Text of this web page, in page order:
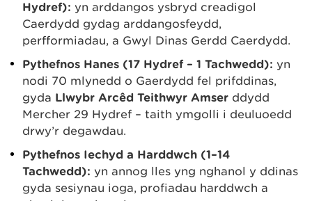
Hydref): yn arddangos ysbryd creadigol
Caerdydd gydag arddangosfeydd,
perfformiadau, a Gŵyl Dinas Gerdd Caerdydd.
Pythefnos Hanes (17 Hydref – 1 Tachwedd): yn
nodi 70 mlynedd o Gaerdydd fel prifddinas,
gyda Llwybr Arcêd Teithwyr Amser ddydd
Mercher 29 Hydref – taith ymgolli i deuluoedd
drwy’r degawdau.
Pythefnos Iechyd a Harddwch (1–14
Tachwedd): yn annog lles yng nghanol y ddinas
gyda sesiynau ioga, profiadau harddwch a